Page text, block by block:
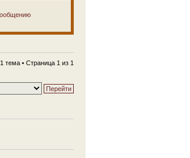
1 тема • Страница 1 из 1